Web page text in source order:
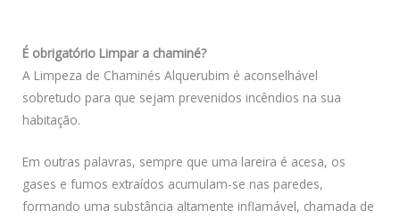
É obrigatório Limpar a chaminé?
A Limpeza de Chaminés Alquerubim é aconselhável
sobretudo para que sejam prevenidos incêndios na sua
habitação.
Em outras palavras, sempre que uma lareira é acesa, os
gases e fumos extraídos acumulam-se nas paredes,
formando uma substância altamente inflamável, chamada de